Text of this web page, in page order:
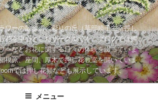
ワーの散歩道。彩りの丘（草部睦子主宰押し
花を中心としたサークルです。ブログでは押
ーなどお花に関する日々の体験を綴っていま
模原、座間、厚木で押し花教室を開いていま
では押し花額なども展示しています。
メニュー